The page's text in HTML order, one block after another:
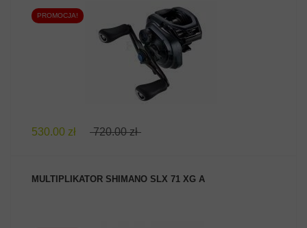
ZOBACZ PRODUKT
PROMOCJA!
530.00 zł 720.00 zł
MULTIPLIKATOR SHIMANO SLX 71 XG A